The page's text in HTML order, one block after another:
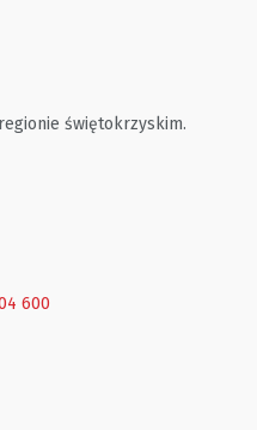
świętokrzyskim.
600